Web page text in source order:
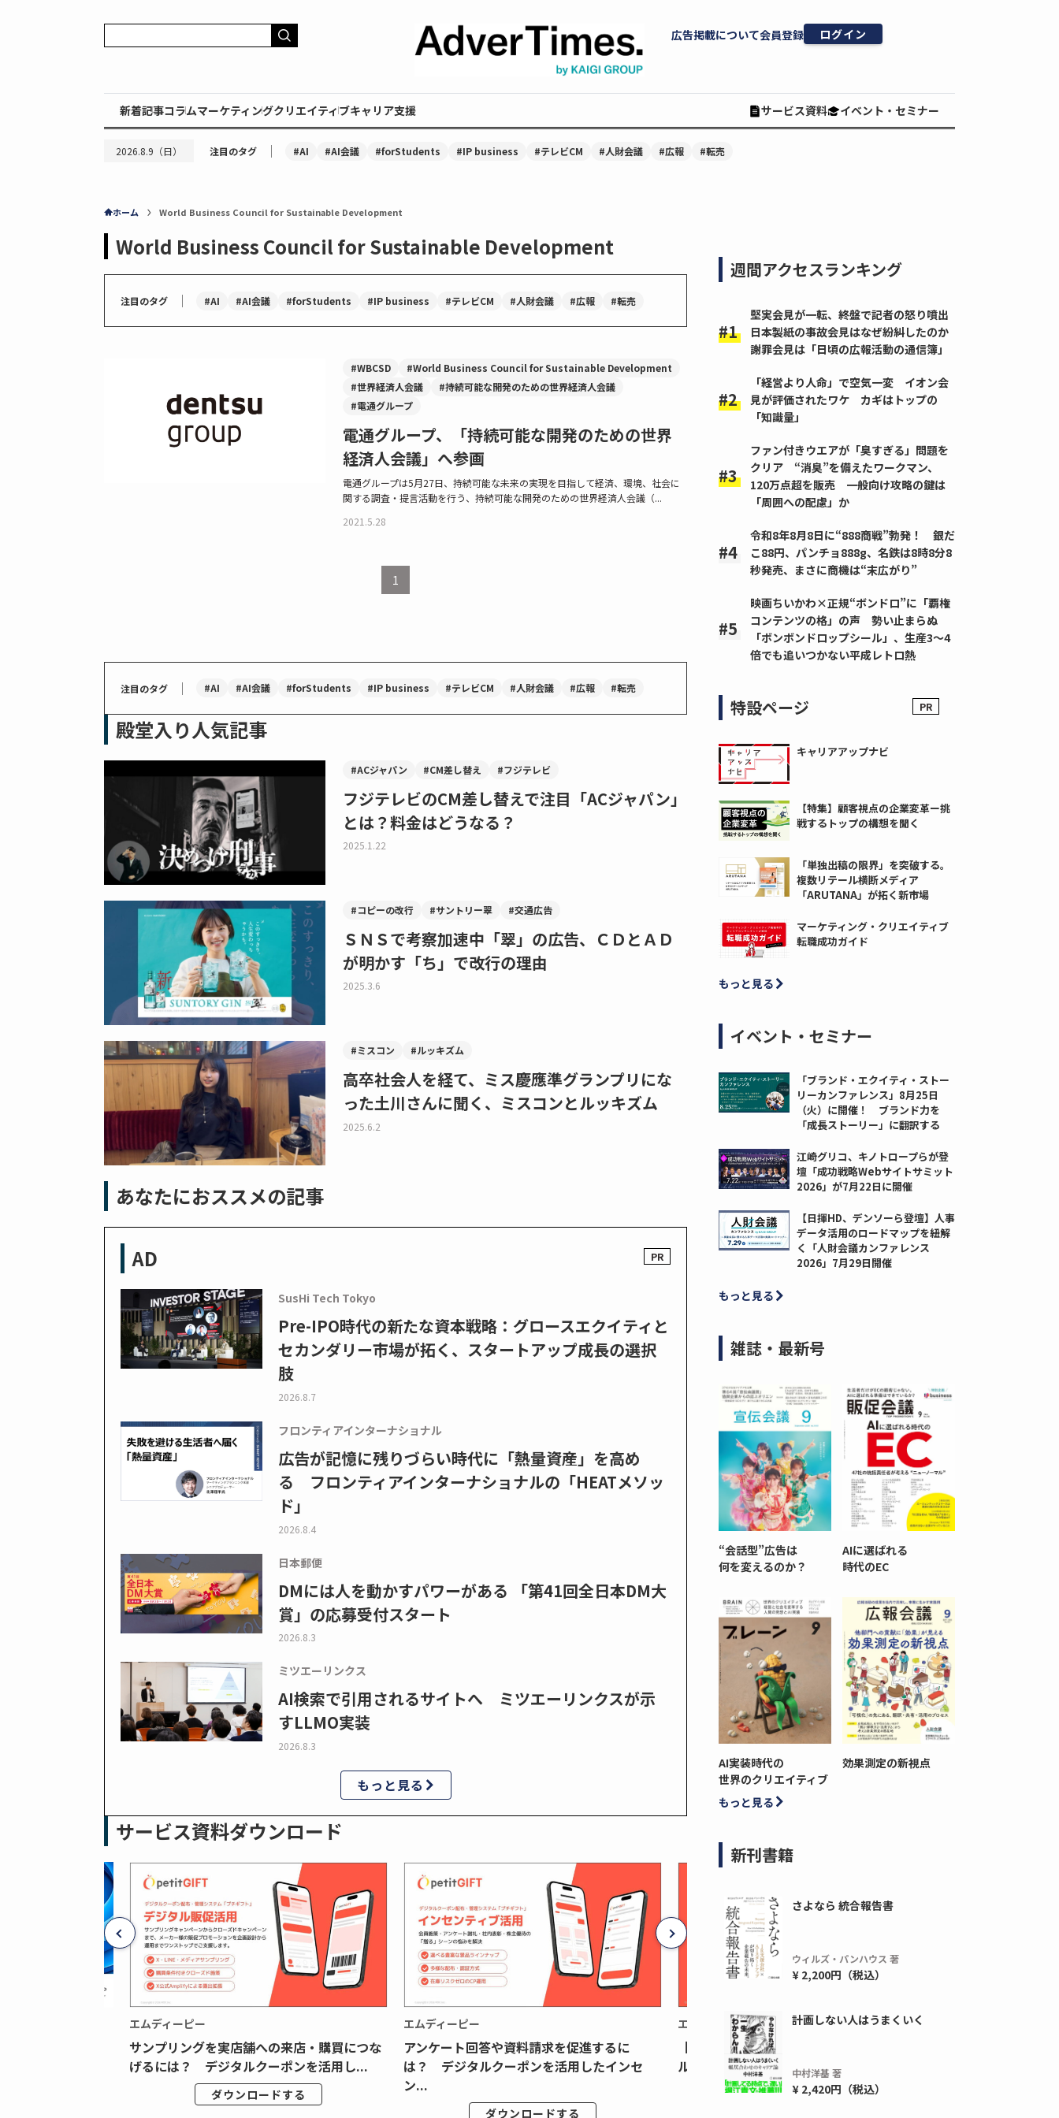
広告掲載について会員登録 ログイン
新着記事コラムマーケティングクリエイティブキャリア支援 サービス資料 イベント・セミナー
2026.8.9（日） 注目のタグ ｜ #AI #AI会議 #forStudents #IP business #テレビCM #人財会議 #広報 #転売
ホーム World Business Council for Sustainable Development
World Business Council for Sustainable Development
注目のタグ ｜ #AI #AI会議 #forStudents #IP business #テレビCM #人財会議 #広報 #転売
#WBCSD
#World Business Council for Sustainable Development
#世界経済人会議
#持続可能な開発のための世界経済人会議
#電通グループ
電通グループ、「持続可能な開発のための世界
経済人会議」へ参画
電通グループは5月27日、持続可能な未来の実現を目指して経済、環境、社会に
関する調査・提言活動を行う、持続可能な開発のための世界経済人会議（...
2021.5.28
1
注目のタグ ｜ #AI #AI会議 #forStudents #IP business #テレビCM #人財会議 #広報 #転売
殿堂入り人気記事
#ACジャパン #CM差し替え #フジテレビ
フジテレビのCM差し替えで注目「ACジャパン」
とは？料金はどうなる？
2025.1.22
#コピーの改行 #サントリー翠 #交通広告
ＳＮＳで考察加速中「翠」の広告、ＣＤとＡＤ
が明かす「ち」で改行の理由
2025.3.6
#ミスコン #ルッキズム
高卒社会人を経て、ミス慶應準グランプリにな
った土川さんに聞く、ミスコンとルッキズム
2025.6.2
あなたにおススメの記事
AD
SusHi Tech Tokyo
Pre-IPO時代の新たな資本戦略：グロースエクイティと
セカンダリー市場が拓く、スタートアップ成長の選択
肢
2026.8.7
フロンティアインターナショナル
広告が記憶に残りづらい時代に「熱量資産」を高め
る フロンティアインターナショナルの「HEATメソッ
ド」
2026.8.4
日本郵便
DMには人を動かすパワーがある 「第41回全日本DM大
賞」の応募受付スタート
2026.8.3
ミツエーリンクス
AI検索で引用されるサイトへ ミツエーリンクスが示
すLLMO実装
2026.8.3
もっと見る
サービス資料ダウンロード
エムディーピー
サンプリングを実店舗への来店・購買につな
げるには？ デジタルクーポンを活用し...
ダウンロードする
エムディーピー
アンケート回答や資料請求を促進するに
は？ デジタルクーポンを活用したインセ
ン...
ダウンロードする
エムディーピー
【月間1,000万本以上の配布実績！】デジタ
ルクーポンを活用した販促キャンペーンを...
ダウンロードする
週間アクセスランキング
堅実会見が一転、終盤で記者の怒り噴出
日本製紙の事故会見はなぜ紛糾したのか
謝罪会見は「日頃の広報活動の通信簿」
「経営より人命」で空気一変 イオン会
見が評価されたワケ カギはトップの
「知識量」
ファン付きウエアが「臭すぎる」問題を
クリア “消臭”を備えたワークマン、
120万点超を販売 一般向け攻略の鍵は
「周囲への配慮」か
令和8年8月8日に“888商戦”勃発！ 銀だ
こ88円、パンチョ888g、名鉄は8時8分8
秒発売、まさに商機は“末広がり”
映画ちいかわ×正規“ボンドロ”に「覇権
コンテンツの格」の声 勢い止まらぬ
「ボンボンドロップシール」、生産3～4
倍でも追いつかない平成レトロ熱
特設ページ
キャリアアップナビ
【特集】顧客視点の企業変革ー挑
戦するトップの構想を聞く
「単独出稿の限界」を突破する。
複数リテール横断メディア
「ARUTANA」が拓く新市場
マーケティング・クリエイティブ
転職成功ガイド
もっと見る
イベント・セミナー
「ブランド・エクイティ・ストー
リーカンファレンス」8月25日
（火）に開催！ ブランド力を
「成長ストーリー」に翻訳する
江崎グリコ、キノトロープらが登
壇「成功戦略Webサイトサミット
2026」が7月22日に開催
【日揮HD、デンソーら登壇】人事
データ活用のロードマップを紐解
く「人財会議カンファレンス
2026」7月29日開催
もっと見る
雑誌・最新号
“会話型”広告は
何を変えるのか？
AIに選ばれる
時代のEC
AI実装時代の
世界のクリエイティブ
効果測定の新視点
もっと見る
新刊書籍
さよなら 統合報告書
ウィルズ・パンハウス 著
¥ 2,200円（税込）
計画しない人はうまくいく
中村洋基 著
¥ 2,420円（税込）